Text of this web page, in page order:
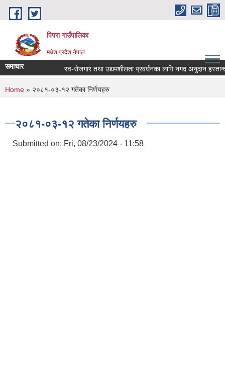
Skip to main content
पिपरा गाउँपालिका
मधेश प्रदेश,नेपाल
समाचार स्व-रोजगार तथा उद्यमशीलता प्रवर्धनका लागि नगद अनुदान
You are here
Home » २०८१-०३-१२ गतेका निर्णयहरु
२०८१-०३-१२ गतेका निर्णयहरु
Submitted on: Fri, 08/23/2024 - 11:58